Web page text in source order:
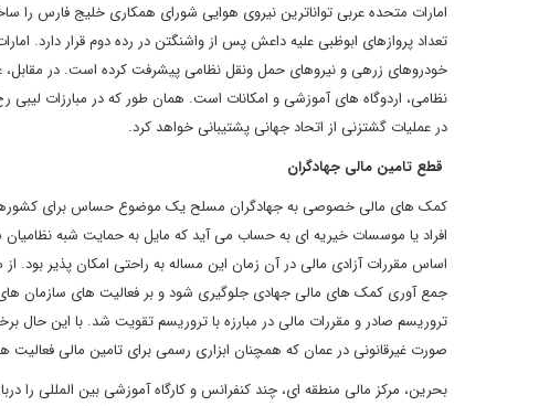
امارات متحده عربی تواناترین نیروی هوایی شورای همکاری خلیج فارس را
تعداد پروازهای ابوظبی علیه داعش پس از واشنگتن در رده دوم قرار دارد.
خودروهای زرهی و نیروهای حمل ونقل نظامی پیشرفت کرده است. در مقابل،
نظامی، اردوگاه های آموزشی و امکانات است. همان طور که در مبارزات لیبی
در عملیات گشتزنی از اتحاد جهانی پشتیبانی خواهد کرد.
قطع تامین مالی جهادگران
کمک های مالی خصوصی به جهادگران مسلح یک موضوع حساس برای کشورهای
جمع آوری کمک های مالی جهادی جلوگیری شود و بر فعالیت های سازمان
تروریسم صادر و مقررات مالی در مبارزه با تروریسم تقویت شد. با این حال
صورت غیرقانونی در عمان که همچنان ابزاری رسمی برای تامین مالی